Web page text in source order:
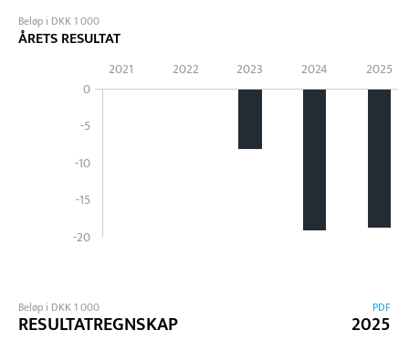
Beløp i DKK 1 000
ÅRETS RESULTAT
0
-5
-10
-15
-20
2021 2022 2023 2024 2025
Beløp i DKK 1 000
RESULTATREGNSKAP
PDF
2025